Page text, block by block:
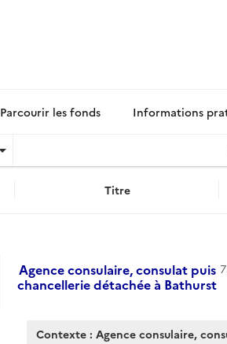
Parcourir les fonds Informations
Titre
Agence consulaire, consulat puis
chancellerie détachée à Bathurst
Contexte : Agence consulaire,